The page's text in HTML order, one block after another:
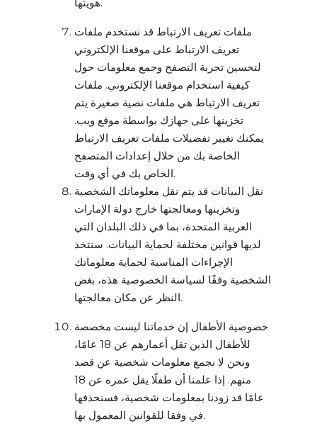
هويتها.
ملفات تعريف الارتباط قد نستخدم ملفات
تعريف الارتباط على موقعنا الإلكتروني
لتحسين تجربة التصفح وجمع معلومات حول
كيفية استخدام موقعنا الإلكتروني. ملفات
تعريف الارتباط هي ملفات نصية صغيرة يتم
تخزينها على جهازك بواسطة موقع ويب.
يمكنك تغيير تفضيلات ملفات تعريف الارتباط
الخاصة بك من خلال إعدادات المتصفح
الخاص بك في أي وقت.
نقل البيانات قد يتم نقل معلوماتك الشخصية
وتخزينها ومعالجتها خارج دولة الإمارات
العربية المتحدة، بما في ذلك البلدان التي
لديها قوانين مختلفة لحماية البيانات. سنتخذ
الإجراءات المناسبة لحماية معلوماتك
الشخصية وفقًا لسياسة الخصوصية هذه، بغض
النظر عن مكان معالجتها.
خصوصية الأطفال إن خدماتنا ليست مخصصة
للأطفال الذين تقل أعمارهم عن 18 عامًا،
ونحن لا نجمع معلومات شخصية عن قصد
منهم. إذا علمنا أن طفلًا يقل عمره عن 18
عامًا قد زودنا بمعلومات شخصية، فسنحذفها
في وفقا للقوانين المعمول بها.